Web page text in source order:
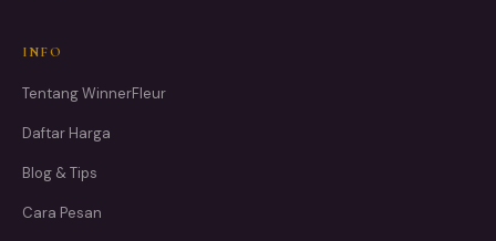
INFO
Tentang WinnerFleur
Daftar Harga
Blog & Tips
Cara Pesan